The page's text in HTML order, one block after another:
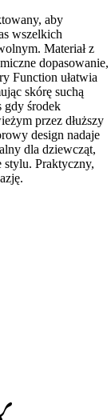
aby
wszelkich
Materiał z
dopasowanie,
Function ułatwia
skórę suchą
gdy środek
przez dłuższy
design nadaje
dla dziewcząt,
stylu. Praktyczny,